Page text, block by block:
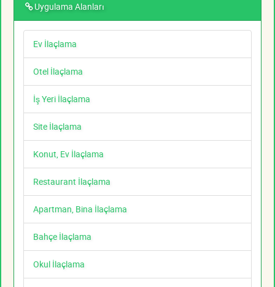
Uygulama Alanları
Ev İlaçlama
Otel İlaçlama
İş Yeri İlaçlama
Site İlaçlama
Konut, Ev İlaçlama
Restaurant İlaçlama
Apartman, Bina İlaçlama
Bahçe İlaçlama
Okul İlaçlama